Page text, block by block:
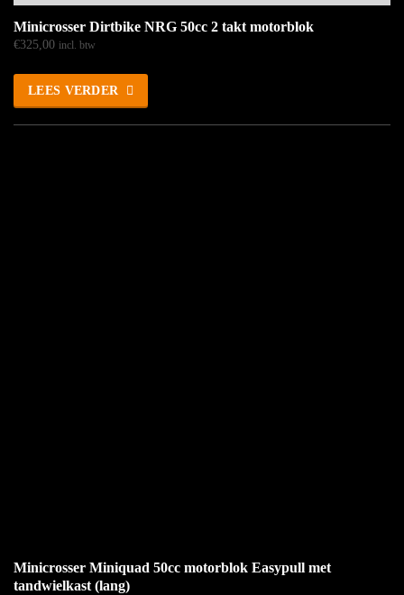
Minicrosser Dirtbike NRG 50cc 2 takt motorblok
€325,00 incl. btw
LEES VERDER
Minicrosser Miniquad 50cc motorblok Easypull met
tandwielkast (lang)